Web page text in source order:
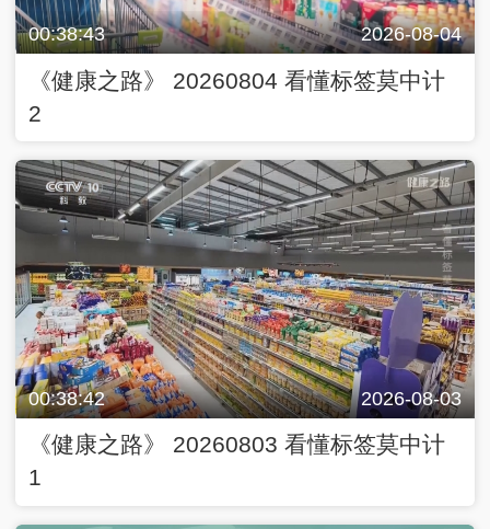
00:38:43 2026-08-04
《健康之路》 20260804 看懂标签莫中计
2
00:38:42 2026-08-03
《健康之路》 20260803 看懂标签莫中计
1